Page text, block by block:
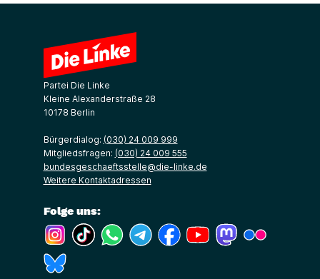
Partei Die Linke
Kleine Alexanderstraße 28
10178 Berlin
Bürgerdialog: (030) 24 009 999
Mitgliedsfragen: (030) 24 009 555
bundesgeschaeftsstelle@die-linke.de
Weitere Kontaktadressen
Folge uns:
(Link öffnet ein neues Fenster)
(Link öffnet ein neues Fenster)
(Link öffnet ein neues Fenster)
(Link öffnet ein neues Fenster)
(Link öffnet ein neues Fenster)
(Link öffnet ein neues
(Link öffnet ein